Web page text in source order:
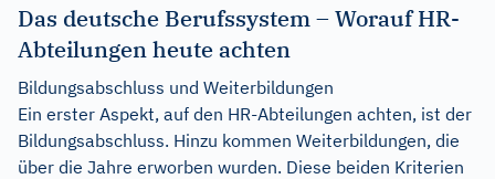
Das deutsche Berufssystem – Worauf HR-
Abteilungen heute achten
Bildungsabschluss und Weiterbildungen
Ein erster Aspekt, auf den HR-Abteilungen achten, ist der
Bildungsabschluss. Hinzu kommen Weiterbildungen, die
über die Jahre erworben wurden. Diese beiden Kriterien